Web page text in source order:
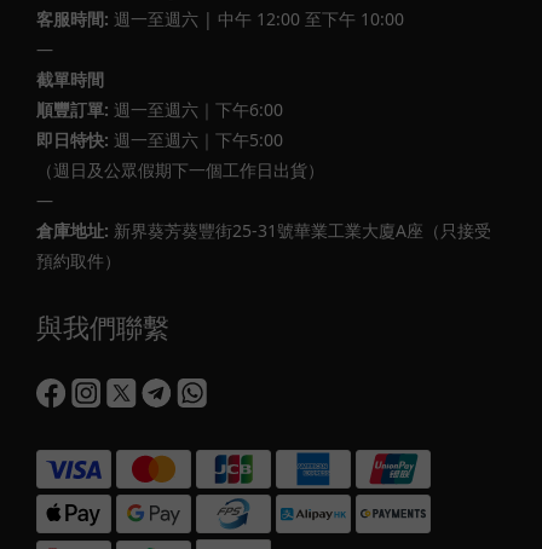
客服時間: 週一至週六 | 中午 12:00 至下午 10:00
—
截單時間
順豐訂單: 週一至週六｜下午6:00
即日特快: 週一至週六｜下午5:00
（週日及公眾假期下一個工作日出貨）
—
倉庫地址: 新界葵芳葵豐街25-31號華業工業大廈A座（只接受
預約取件）
與我們聯繫